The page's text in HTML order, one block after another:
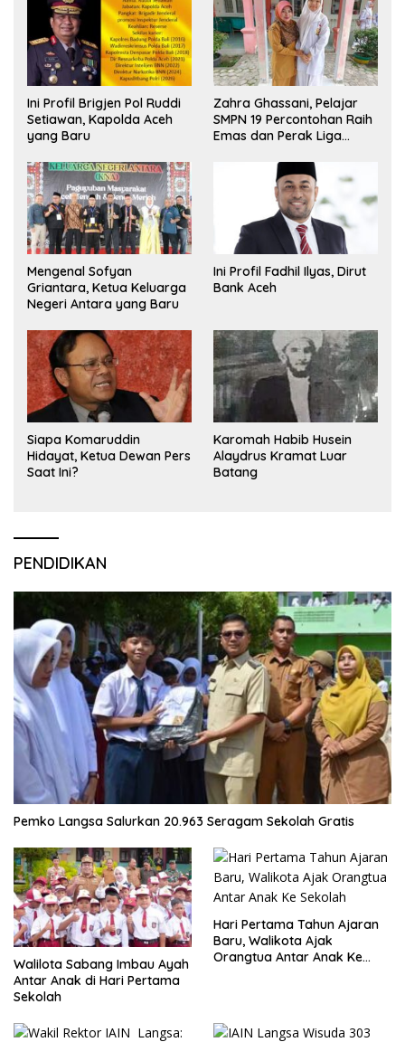
Ini Profil Brigjen Pol Ruddi
Setiawan, Kapolda Aceh
yang Baru
Zahra Ghassani, Pelajar
SMPN 19 Percontohan Raih
Emas dan Perak Liga
Mengenal Sofyan
Griantara, Ketua Keluarga
Negeri Antara yang Baru
Ini Profil Fadhil Ilyas, Dirut
Bank Aceh
Siapa Komaruddin
Hidayat, Ketua Dewan Pers
Saat Ini?
Karomah Habib Husein
Alaydrus Kramat Luar
Batang
PENDIDIKAN
Pemko Langsa Salurkan 20.963 Seragam Sekolah Gratis
Walilota Sabang Imbau Ayah
Antar Anak di Hari Pertama
Sekolah
Hari Pertama Tahun Ajaran
Baru, Walikota Ajak
Orangtua Antar Anak Ke